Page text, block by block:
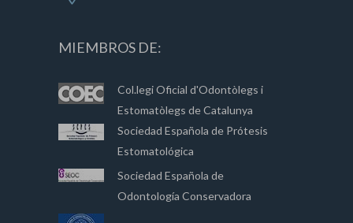
MIEMBROS DE:
Col.legi Oficial d'Odontòlegs i
Estomatòlegs de Catalunya
Sociedad Española de Prótesis
Estomatológica
Sociedad Española de
Odontología Conservadora